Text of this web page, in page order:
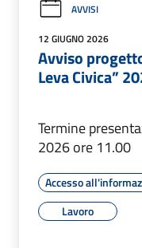
AVVISI
12 GIUGNO 2026
Avviso
Leva Civica”
Termine
2026 ore 11.00
Accesso
Lavoro